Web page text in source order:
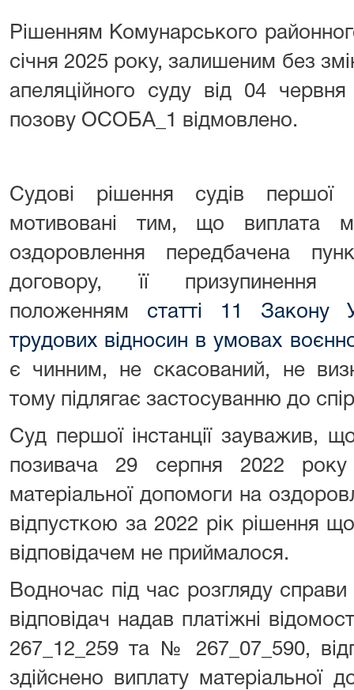
Рішенням Комунарського
січня 2025 року, залишеним без
апеляційного суду від 04
позову ОСОБА_1 відмовлено.
Судові рішення судів першої
мотивовані тим, що виплата
оздоровлення передбачена
договору, її призупинення
положенням статті 11 Закону
трудових відносин в умовах
є чинним, не скасований, не
тому підлягає застосуванню до
Суд першої інстанції зауважив,
позивача 29 серпня 2022
матеріальної допомоги на
відпусткою за 2022 рік рішення
відповідачем не приймалося.
Водночас під час розгляду справи
відповідач надав платіжні
267_12_259 та № 267_07_590,
здійснено виплату матеріальної